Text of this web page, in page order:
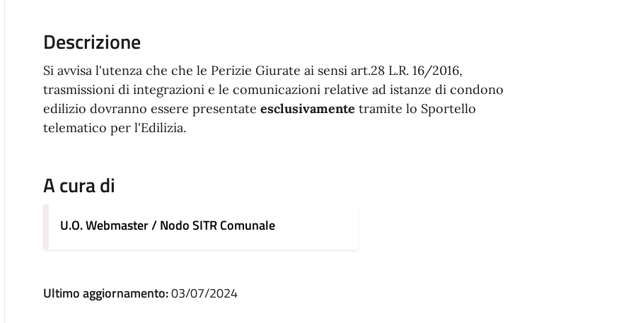
Descrizione
Si avvisa l'utenza che che le Perizie Giurate ai sensi art.28 L.R. 16/2016,
trasmissioni di integrazioni e le comunicazioni relative ad istanze di condono
edilizio dovranno essere presentate esclusivamente tramite lo Sportello
telematico per l'Edilizia.
A cura di
U.O. Webmaster / Nodo SITR Comunale
Ultimo aggiornamento:03/07/2024